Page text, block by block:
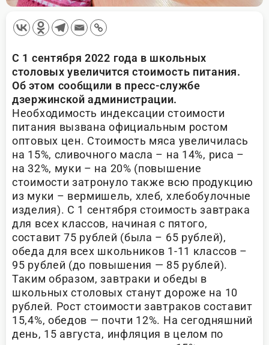
С 1 сентября 2022 года в школьных
столовых увеличится стоимость питания.
Об этом сообщили в пресс-службе
дзержинской администрации.
Необходимость индексации стоимости
питания вызвана официальным ростом
оптовых цен. Стоимость мяса увеличилась
на 15%, сливочного масла – на 14%, риса –
на 32%, муки – на 20% (повышение
стоимости затронуло также всю продукцию
из муки – вермишель, хлеб, хлебобулочные
изделия). С 1 сентября стоимость завтрака
для всех классов, начиная с пятого,
составит 75 рублей (была – 65 рублей),
обеда для всех школьников 1-11 классов –
95 рублей (до повышения — 85 рублей).
Таким образом, завтраки и обеды в
школьных столовых станут дороже на 10
рублей. Рост стоимости завтраков составит
15,4%, обедов — почти 12%. На сегодняшний
день, 15 августа, инфляция в целом по